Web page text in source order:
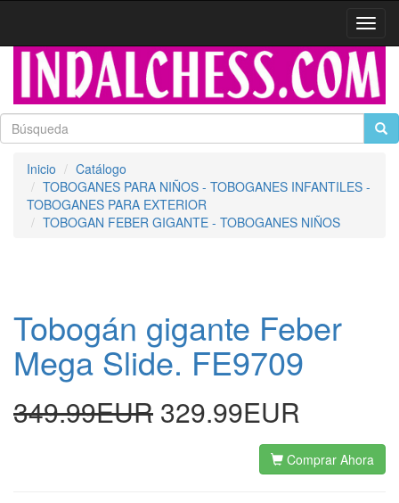
Inicio
Catálogo
TOBOGANES PARA NIÑOS - TOBOGANES INFANTILES -
TOBOGANES PARA EXTERIOR
TOBOGAN FEBER GIGANTE - TOBOGANES NIÑOS
Tobogán gigante Feber
Mega Slide. FE9709
349.99EUR 329.99EUR
Comprar Ahora